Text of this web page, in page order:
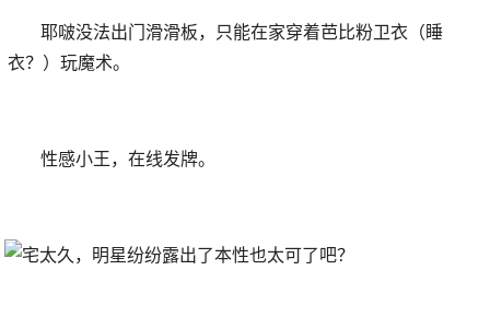
耶啵没法出门滑滑板，只能在家穿着芭比粉卫衣（睡
衣？）玩魔术。
性感小王，在线发牌。